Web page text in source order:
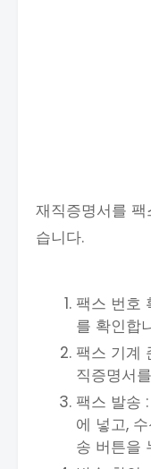
재직증명서를
습니다.
팩스 번호
를 확인합
팩스 기계
직증명서
팩스 발송
에 넣고,
송 버튼을